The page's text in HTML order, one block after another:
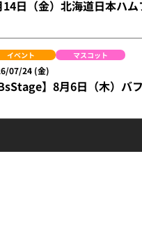
14日（金）北海道日本ハ
イベント マスコット
07/24 (金)
BsStage】8月6日（木）バ